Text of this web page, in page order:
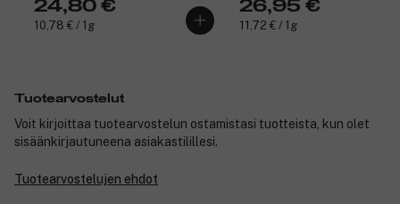
24,80 €
10,78 € / 1g
26,95 €
11,72 € / 1g
Tuotearvostelut
Voit kirjoittaa tuotearvostelun ostamistasi tuotteista, kun olet
sisäänkirjautuneena asiakastilillesi.
Tuotearvostelujen ehdot